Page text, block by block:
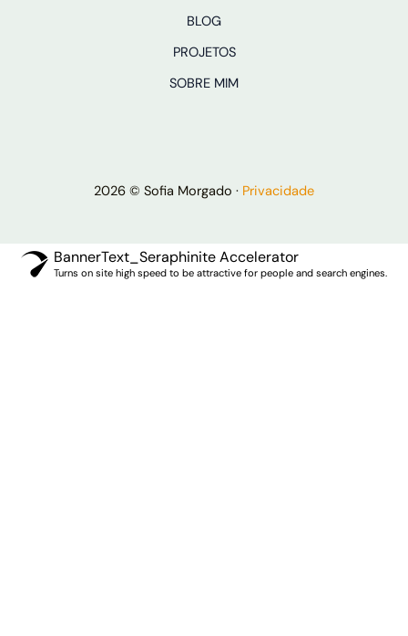
BLOG
PROJETOS
SOBRE MIM
2026 © Sofia Morgado · Privacidade
BannerText_Seraphinite Accelerator
Turns on site high speed to be attractive for people and search engines.